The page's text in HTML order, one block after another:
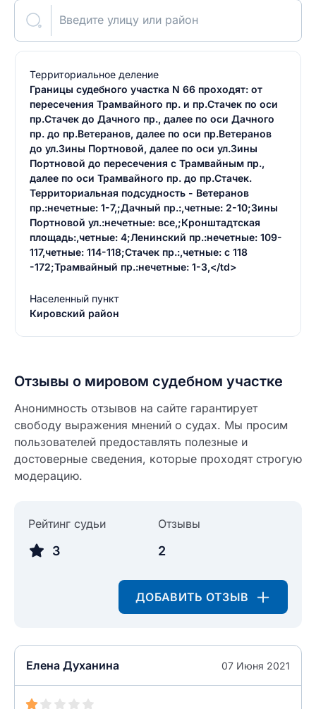
Введите улицу или район
Территориальное деление
Границы судебного участка N 66 проходят: от
пересечения Трамвайного пр. и пр.Стачек по оси
пр.Стачек до Дачного пр., далее по оси Дачного
пр. до пр.Ветеранов, далее по оси пр.Ветеранов
до ул.Зины Портновой, далее по оси ул.Зины
Портновой до пересечения с Трамвайным пр.,
далее по оси Трамвайного пр. до пр.Стачек.
Территориальная подсудность - Ветеранов
пр.:нечетные: 1-7,;Дачный пр.:,четные: 2-10;Зины
Портновой ул.:нечетные: все,;Кронштадтская
площадь:,четные: 4;Ленинский пр.:нечетные: 109-
117,четные: 114-118;Стачек пр.:,четные: с 118
-172;Трамвайный пр.:нечетные: 1-3,</td>
Населенный пункт
Кировский район
Отзывы о мировом судебном участке
Анонимность отзывов на сайте гарантирует
свободу выражения мнений о судах. Мы просим
пользователей предоставлять полезные и
достоверные сведения, которые проходят строгую
модерацию.
Рейтинг судьи
3
Отзывы
2
ДОБАВИТЬ ОТЗЫВ
Елена Духанина 07 Июня 2021
Введите свое имя
Текст отзыва
Введите свой номер телефона